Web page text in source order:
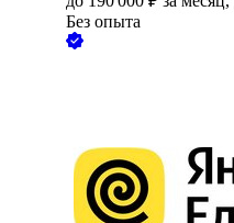
Без опыта